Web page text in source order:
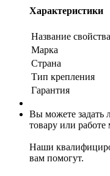
Характеристики
Название свойства
Марка
Страна
Тип крепления
Гарантия
Вы можете задать
товару или работе
Наши
вам помогут.